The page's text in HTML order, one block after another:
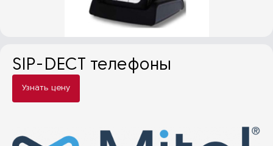
SIP-DECT телефоны
Узнать цену